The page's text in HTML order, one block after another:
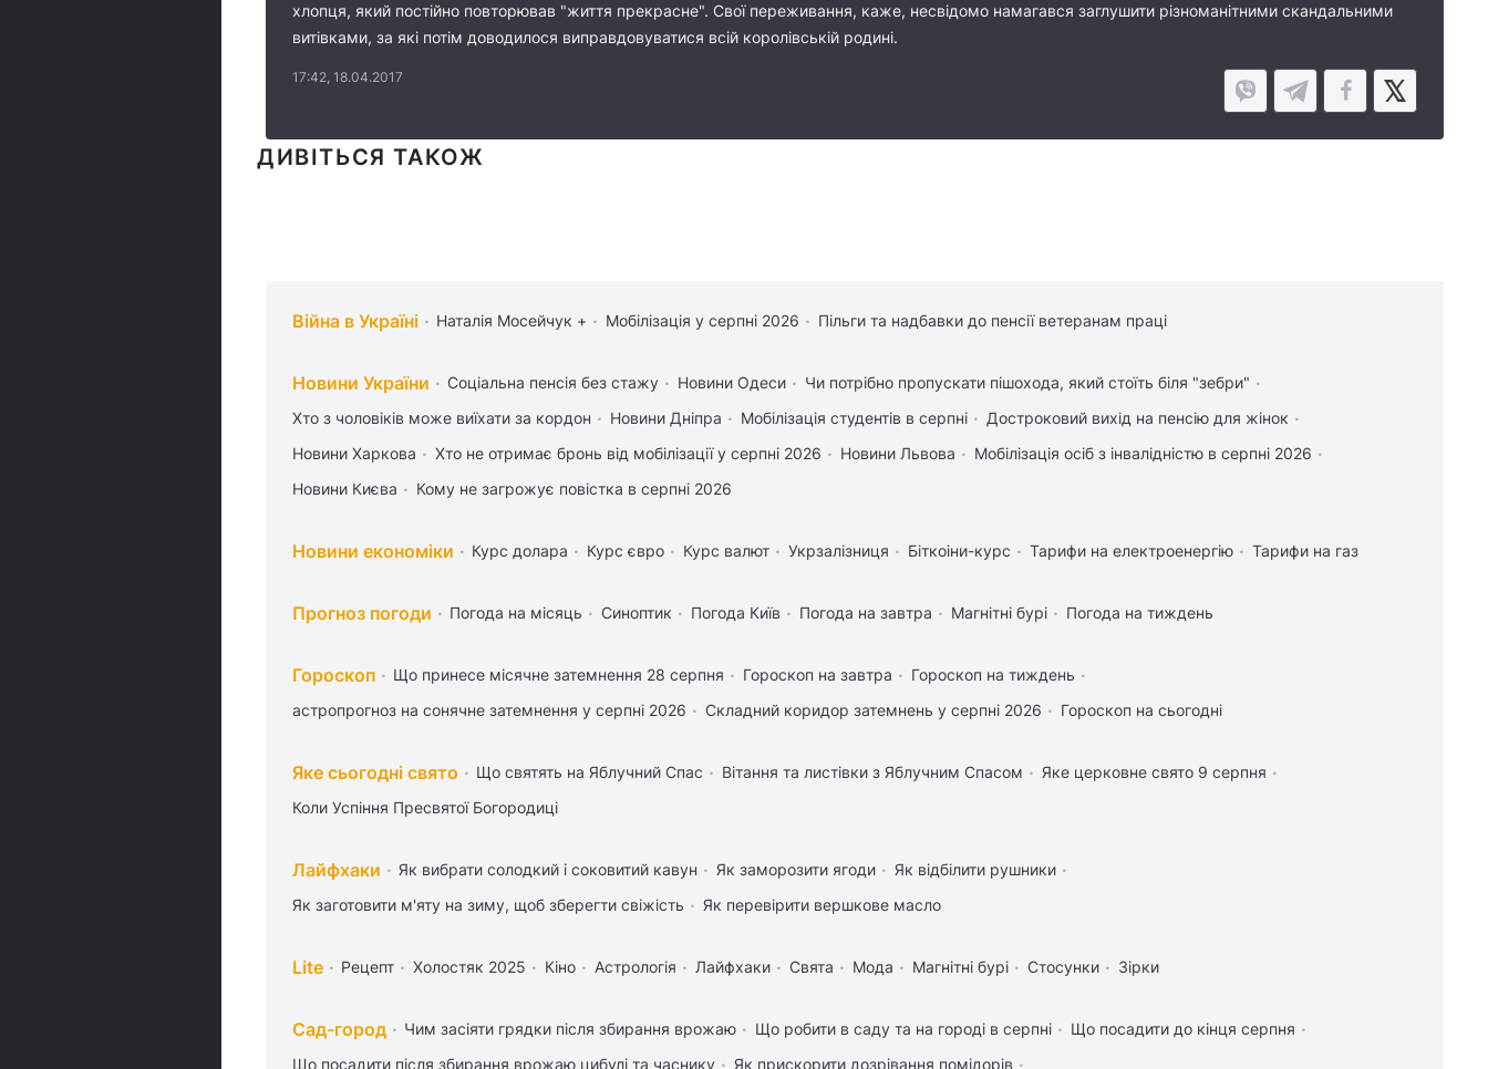
хлопця, який постійно повторював "життя прекрасне". Свої переживання, каже, несвідомо намагався заглушити різноманітними скандальними
витівками, за які потім доводилося виправдовуватися всій королівській родині.
17:42, 18.04.2017
ДИВІТЬСЯ ТАКОЖ
Війна в Україні Наталія Мосейчук + Мобілізація у серпні 2026 Пільги та надбавки до пенсії ветеранам праці
Новини України Соціальна пенсія без стажу Новини Одеси
Чи потрібно пропускати пішохода, який стоїть біля "зебри"
Хто з чоловіків може виїхати за кордон
Новини Дніпра Мобілізація студентів в серпні
Достроковий вихід на пенсію для жінок
Новини Харкова
Хто не отримає бронь від мобілізації у серпні 2026 Новини Львова
Мобілізація осіб з інвалідністю в серпні 2026
Новини Києва
Кому не загрожує повістка в серпні 2026
Новини економіки Курс долара Курс євро Курс валют Укрзалізниця Біткоіни-курс Тарифи на електроенергію Тарифи на газ
Прогноз погоди Погода на місяць Синоптик Погода Київ Погода на завтра Магнітні бурі Погода на тиждень
Гороскоп Що принесе місячне затемнення 28 серпня Гороскоп на завтра
Гороскоп на тиждень
астропрогноз на сонячне затемнення у серпні 2026
Складний коридор затемнень у серпні 2026 Гороскоп на сьогодні
Яке сьогодні свято Що святять на Яблучний Спас Вітання та листівки з Яблучним Спасом
Яке церковне свято 9 серпня
Коли Успіння Пресвятої Богородиці
Лайфхаки Як вибрати солодкий і соковитий кавун Як заморозити ягоди
Як відбілити рушники
Як заготовити м'яту на зиму, щоб зберегти свіжість
Як перевірити вершкове масло
Lite Рецепт Холостяк 2025 Кіно Астрологія Лайфхаки Свята Мода Магнітні бурі Стосунки Зірки
Сад-город Чим засіяти грядки після збирання врожаю Що робити в саду та на городі в серпні
Що посадити до кінця серпня
Що посадити після збирання врожаю цибулі та часнику
Як прискорити дозрівання помідорів